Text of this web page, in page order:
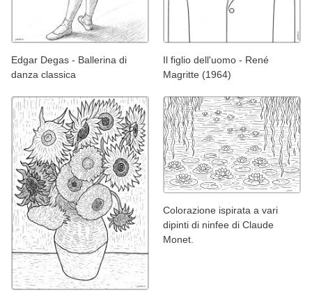
Edgar Degas - Ballerina di
danza classica
Il figlio dell'uomo - René
Magritte (1964)
Colorazione ispirata a vari
dipinti di ninfee di Claude
Monet.